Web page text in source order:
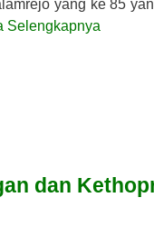
yang ke 85
Selengkapnya
dan